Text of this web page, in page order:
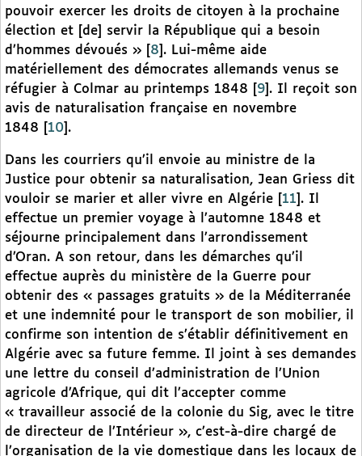
pouvoir exercer les droits de citoyen à la prochaine
élection et [de] servir la République qui a besoin
d’hommes dévoués »
8 . Lui-même aide
matériellement des démocrates allemands venus se
réfugier à Colmar au printemps 1848
9 . Il reçoit son
avis de naturalisation française en novembre
1848
10 .
Dans les courriers qu’il envoie au ministre de la
Justice pour obtenir sa naturalisation, Jean Griess dit
vouloir se marier et aller vivre en Algérie
11 . Il
effectue un premier voyage à l’automne 1848 et
séjourne principalement dans l’arrondissement
d’Oran. A son retour, dans les démarches qu’il
effectue auprès du ministère de la Guerre pour
obtenir des « passages gratuits » de la Méditerranée
et une indemnité pour le transport de son mobilier, il
confirme son intention de s’établir définitivement en
Algérie avec sa future femme. Il joint à ses demandes
une lettre du conseil d’administration de l’Union
agricole d’Afrique, qui dit l’accepter comme
« travailleur associé de la colonie du Sig, avec le titre
de directeur de l’Intérieur », c’est-à-dire chargé de
l’organisation de la vie domestique dans les locaux de